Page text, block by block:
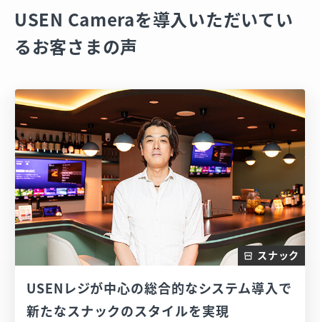
USEN Cameraを導入いただいてい
るお客さまの声
スナック
USENレジが中心の総合的なシステム導入で
新たなスナックのスタイルを実現